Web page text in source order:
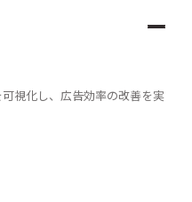
視化し、広告効率の改善を実